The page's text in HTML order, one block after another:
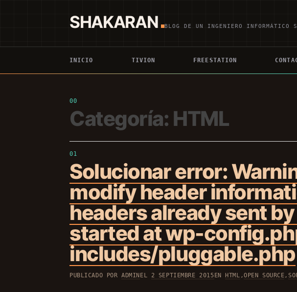
SHAKARAN BLOG DE UN INGENIERO INFORMÁTICO
INICIO TIVION FREESTATION
Categoría: HTML
Solucionar error:
modify header
headers already sent
started at wp-
includes/pluggable.php
PUBLICADO PORADMINEL 2 SEPTIEMBRE 2015ENHTML ,OPEN SOURCE ,